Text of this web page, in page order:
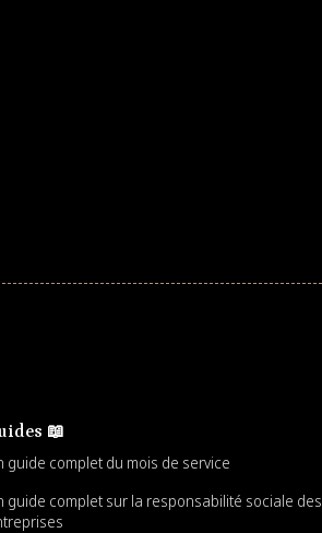
📖
guide complet du mois de service
guide complet sur la responsabilité sociale des